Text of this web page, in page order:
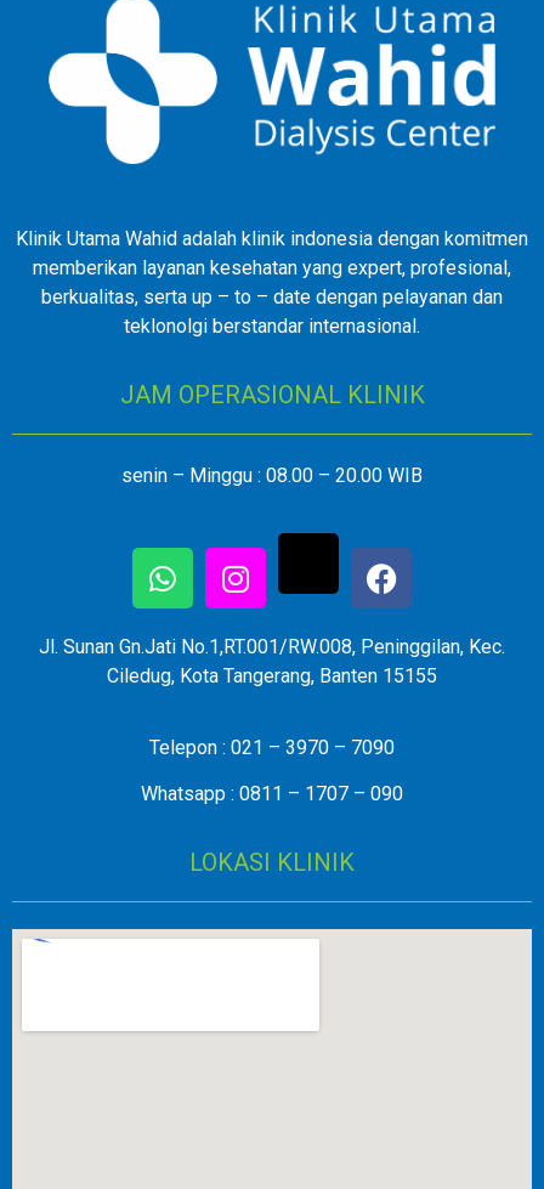
Klinik Utama Wahid adalah klinik indonesia dengan komitmen
memberikan layanan kesehatan yang expert, profesional,
berkualitas, serta up – to – date dengan pelayanan dan
teklonolgi berstandar internasional.
JAM OPERASIONAL KLINIK
senin – Minggu : 08.00 – 20.00 WIB
Jl. Sunan Gn.Jati No.1,RT.001/RW.008, Peninggilan, Kec.
Ciledug, Kota Tangerang, Banten 15155
Telepon : 021 – 3970 – 7090
Whatsapp : 0811 – 1707 – 090
LOKASI KLINIK